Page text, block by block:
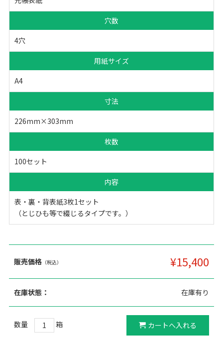
穴数
4穴
用紙サイズ
A4
寸法
226mm×303mm
枚数
100セット
内容
表・裏・背表紙3枚1セット
（とじひも等で綴じるタイプです。）
販売価格（税込） ¥15,400
在庫状態： 在庫有り
数量 箱